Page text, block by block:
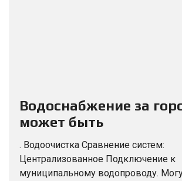
Водоснабжение за
может быть
централизованным или
автономным (колодец
скважина)
. Водоочистка Сравнение систем:
Централизованное Подключение к
муниципальному водопроводу.